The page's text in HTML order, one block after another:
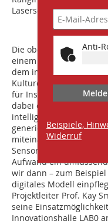
Laserscans
Die oben genannte
einem kürzlich
dem im Jahr 1974 in
Kulturdenkmal
für Inspektionen
dabei eigene Daten
intelligenten, in der
generiert werden. „Das
miteinander
Sensordaten entsteht
Aufwand ein
wir dann – zum
digitales Modell
Projektleiter Prof. Kay
seine
Innovationshalle LAB0
Anti-
Beispiele,
Widerruf